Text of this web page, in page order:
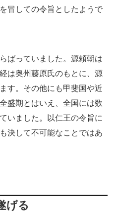
冒しての令旨としたようで
ばっていました。源頼朝は
は奥州藤原氏のもとに、源
す。その他にも甲斐国や近
盛期とはいえ、全国には数
いました。以仁王の令旨に
決して不可能なことではあ
げる